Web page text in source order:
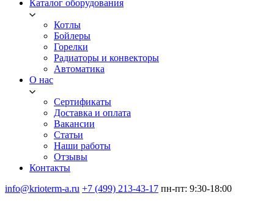
Каталог оборудования
Котлы
Бойлеры
Горелки
Радиаторы и конвекторы
Автоматика
О нас
Сертификаты
Доставка и оплата
Вакансии
Статьи
Наши работы
Отзывы
Контакты
info@krioterm-a.ru +7 (499) 213-43-17 пн-пт: 9:30-18:00